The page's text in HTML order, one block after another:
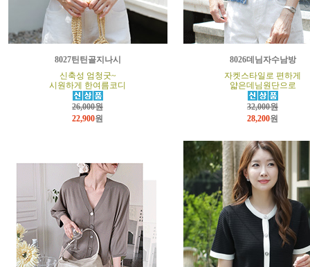
8027틴틴골지나시
신축성 엄청굿~
시원하게 한여름코디
26,000원
22,900원
8026데님자수남방
자켓스타일로 편하게
얇은데님원단으로
32,000원
28,200원